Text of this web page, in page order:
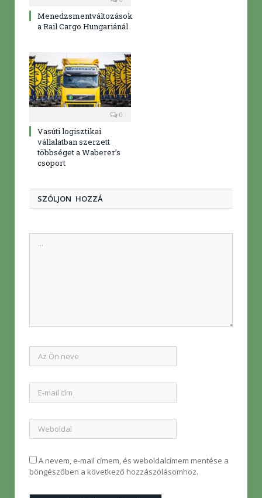
Menedzsmentváltozások
a Rail Cargo Hungariánál
0
Vasúti logisztikai
vállalatban szerzett
többséget a Waberer’s
csoport
SZÓLJON HOZZÁ
A nevem, e-mail címem, és weboldalcímem mentése a
böngészőben a következő hozzászólásomhoz.